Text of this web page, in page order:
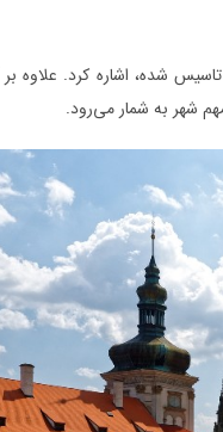
تاریخی شهر می‌توان به کلیسای سنت باربارا با سبک گوتیک
شهر به شمار می‌رود.